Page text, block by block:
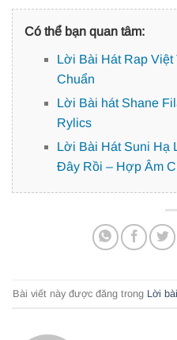
Có thể bạn quan tâm:
Lời Bài Hát Rap
Chuẩn
Lời Bài hát Shane
Rylics
Lời Bài Hát Suni Hạ
Đây Rồi – Hợp Âm
Bài viết này được đăng trong Lời